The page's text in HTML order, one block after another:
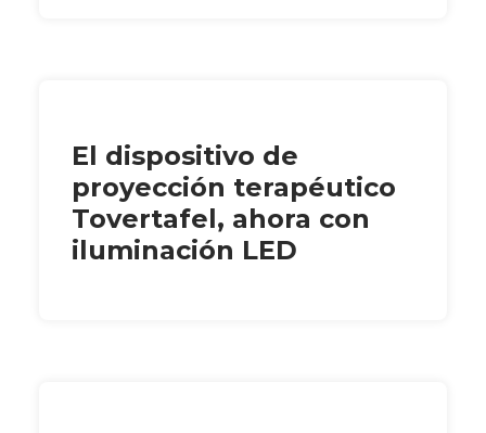
El dispositivo de
proyección terapéutico
Tovertafel, ahora con
iluminación LED